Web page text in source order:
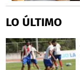
LO ÚLTIMO